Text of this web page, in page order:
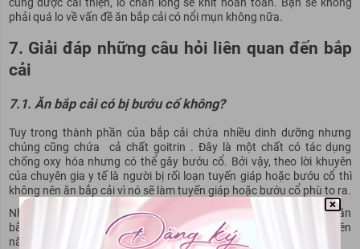
phải quá lo về vấn đề ăn bắp cải có nổi mụn không nữa.
7. Giải đáp những câu hỏi liên quan đến bắp
cải
7.1. Ăn bắp cải có bị bướu cổ không?
Tuy trong thành phần của bắp cải chứa nhiều dinh dưỡng nhưng
chúng cũng chứa cả chất goitrin . Đây là một chất có tác dụng
chống oxy hóa nhưng có thể gây bướu cổ. Bởi vậy, theo lời khuyên
của chuyên gia y tế là người bị rối loạn tuyến giáp hoặc bướu cổ thì
không nên ăn bắp cải vì nó sẽ làm tuyến giáp hoặc bướu cổ phù to ra.
Những người mắc bệnh bướu cổ, hoặc bệnh về tuyến giáp chỉ nên ăn
bắp cải với số lượng nhỏ, khoảng 2 bữa một tuần là an toàn. Và nên
nấu bắp cải thật kỹ để thành phần goitrin tiêu hủy hết.